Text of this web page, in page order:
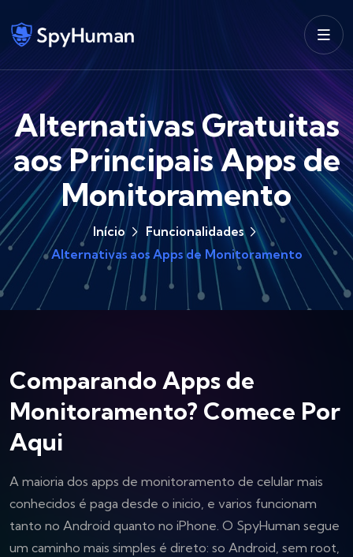
Alternativas Gratuitas
aos Principais Apps de
Monitoramento
Início
Funcionalidades
Alternativas aos Apps de Monitoramento
Comparando Apps de
Monitoramento? Comece Por
Aqui
A maioria dos apps de monitoramento de celular mais
conhecidos é paga desde o inicio, e varios funcionam
tanto no Android quanto no iPhone. O SpyHuman segue
um caminho mais simples é direto: so Android, sem root,